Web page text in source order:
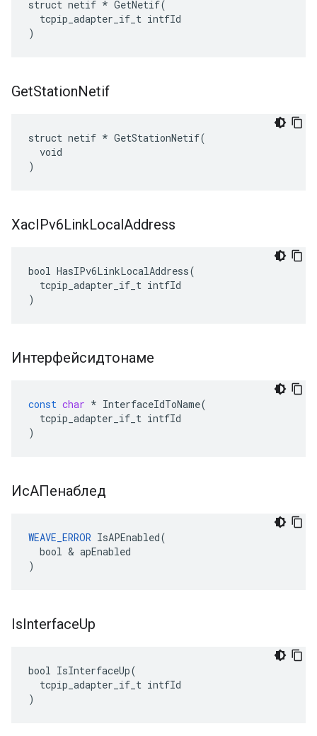
struct netif * GetNetif(
  tcpip_adapter_if_t intfId
)
GetStationNetif
struct netif * GetStationNetif(
  void
)
ХасIPv6LinkLocalAddress
bool HasIPv6LinkLocalAddress(
  tcpip_adapter_if_t intfId
)
Интерфейсидтонаме
const char * InterfaceIdToName(
tcpip_adapter_if_t intfId
)
ИсАПенаблед
WEAVE_ERROR IsAPEnabled(
  bool & apEnabled
)
IsInterfaceUp
bool IsInterfaceUp(
  tcpip_adapter_if_t intfId
)